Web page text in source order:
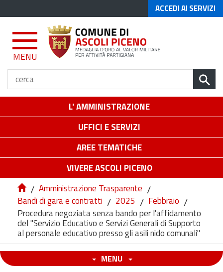
ACCEDI AI SERVIZI
MENU
L' AMMINISTRAZIONE
UFFICI E SERVIZI
AREE TEMATICHE
VIVERE ASCOLI PICENO
/ Amministrazione Trasparente /
Bandi di gara e contratti / 2025 / Febbraio /
Procedura negoziata senza bando per l'affidamento
del "Servizio Educativo e Servizi Generali di Supporto
al personale educativo presso gli asili nido comunali"
MENU